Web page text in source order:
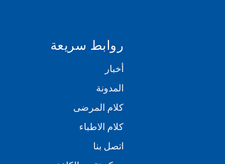
روابط سريعة
أخبار
المدونة
كلام المرضى
كلام الاطباء
اتصل بنا